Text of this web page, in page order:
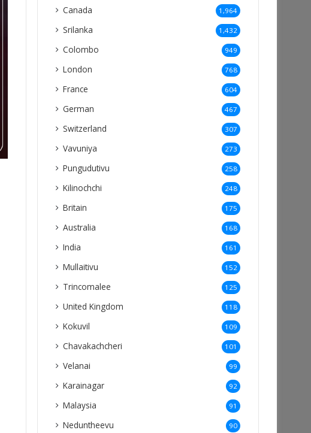
Canada 1,964
Srilanka 1,432
Colombo 949
London 768
France 604
German 467
Switzerland 307
Vavuniya 273
Pungudutivu 258
Kilinochchi 248
Britain 175
Australia 168
India 161
Mullaitivu 152
Trincomalee 125
United Kingdom 118
Kokuvil 109
Chavakachcheri 101
Velanai 99
Karainagar 92
Malaysia 91
Neduntheevu 90